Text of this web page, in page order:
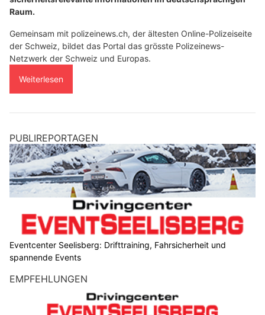
Raum.
Gemeinsam mit polizeinews.ch, der ältesten Online-Polizeiseite
der Schweiz, bildet das Portal das grösste Polizeinews-
Netzwerk der Schweiz und Europas.
Weiterlesen
PUBLIREPORTAGEN
Eventcenter Seelisberg: Drifttraining, Fahrsicherheit und
spannende Events
EMPFEHLUNGEN